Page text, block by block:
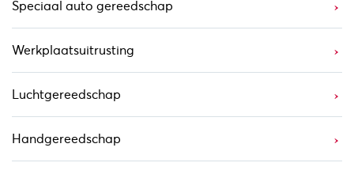
Speciaal auto gereedschap
Werkplaatsuitrusting
Luchtgereedschap
Handgereedschap